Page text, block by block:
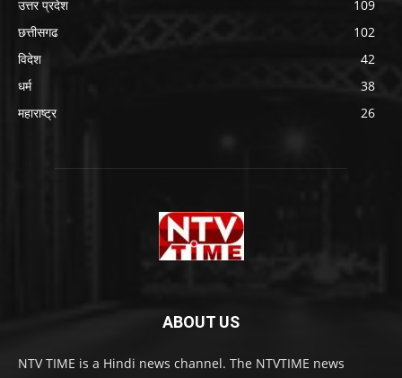
उत्तर प्रदेश
109
छत्तीसगढ
102
विदेश
42
धर्म
38
महाराष्ट्र
26
ABOUT US
NTV TIME is a Hindi news channel. The NTVTIME news